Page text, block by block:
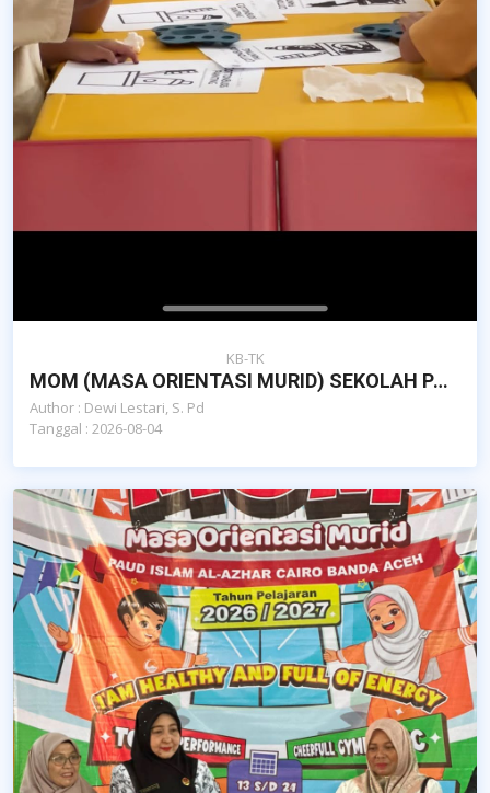
KB-TK
MOM (MASA ORIENTASI MURID) SEKOLAH PAUD ISLAM AL-AZHAR CAIRO BANDA ACEH
Author : Dewi Lestari, S. Pd
Tanggal : 2026-08-04